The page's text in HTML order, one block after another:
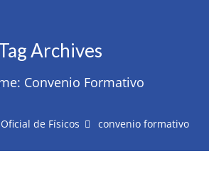
Archives
Convenio Formativo
de Físicos convenio formativo